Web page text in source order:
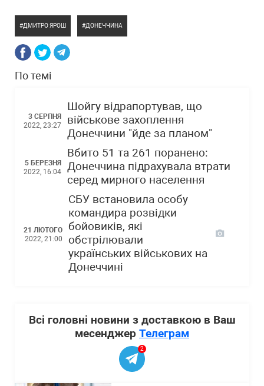
ДМИТРО ЯРОШ ДОНЕЧЧИНА
По темі
3 СЕРПНЯ
2022, 23:27
Шойгу відрапортував, що
військове захоплення
Донеччини "йде за планом"
5 БЕРЕЗНЯ
2022, 16:04
Вбито 51 та 261 поранено:
Донеччина підрахувала втрати
серед мирного населення
21 ЛЮТОГО
2022, 21:00
СБУ встановила особу
командира розвідки
бойовиків, які
обстрілювали
українських військових на
Донеччині
Всі головні новини з доставкою в Ваш
месенджер Телеграм
2